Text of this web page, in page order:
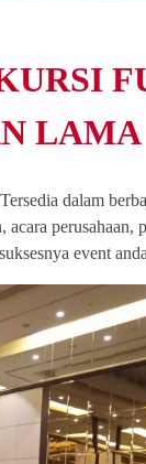
LAMA
dalam
perusahaan,
event